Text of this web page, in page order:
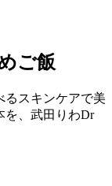
ご飯
るスキンケアで美
を、武田りわDr